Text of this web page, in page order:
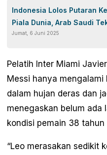
Indonesia Lolos Putaran
Piala Dunia, Arab Saudi
Jumat, 6 Juni 2025
Pelatih Inter Miami
Messi hanya
dalam hujan deras dan
menegaskan belum ada
kondisi pemain 38 tahun
“Leo merasakan sedikit